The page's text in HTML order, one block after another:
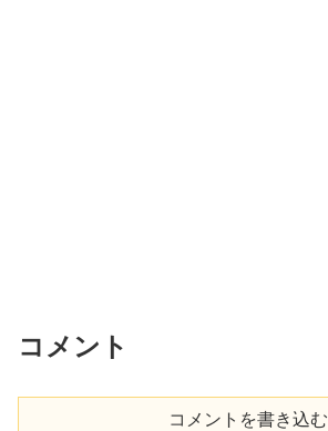
コメント
コメントを書き込む